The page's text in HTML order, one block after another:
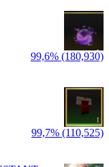
99,6% (180,930)
99,7% (110,525)